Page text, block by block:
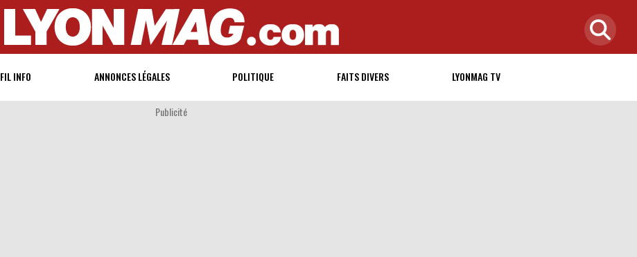
FIL INFO ANNONCES LÉGALES POLITIQUE FAITS DIVERS LYONMAG TV
Publicité